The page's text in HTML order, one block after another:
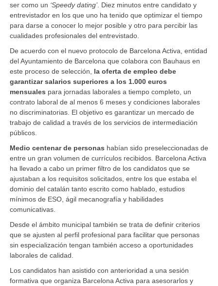
ser como un ‘Speedy dating’. Diez minutos entre candidato y
entrevistador en los que uno ha tenido que optimizar el tiempo
para darse a conocer lo mejor posible y otro para percibir las
cualidades profesionales del entrevistado.
De acuerdo con el nuevo protocolo de Barcelona Activa, entidad
del Ayuntamiento de Barcelona que colabora con Bauhaus en
este proceso de selección, la oferta de empleo debe
garantizar salarios superiores a los 1.000 euros
mensuales para jornadas laborales a tiempo completo, un
contrato laboral de al menos 6 meses y condiciones laborales
no discriminatorias. El objetivo es garantizar un mercado de
trabajo de calidad a través de los servicios de intermediación
públicos.
Medio centenar de personas habían sido preseleccionadas de
entre un gran volumen de currículos recibidos. Barcelona Activa
ha llevado a cabo un primer filtro de los candidatos que se
ajustaban a los requisitos solicitados, entre los que estaba el
dominio del catalán tanto escrito como hablado, estudios
mínimos de ESO, ágil mecanografía y habilidades
comunicativas.
Desde el ámbito municipal también se trata de definir criterios
que se ajusten al perfil profesional para facilitar que personas
sin especialización tengan también acceso a oportunidades
laborales de calidad.
Los candidatos han asistido con anterioridad a una sesión
formativa que organiza Barcelona Activa para asesorarlos y